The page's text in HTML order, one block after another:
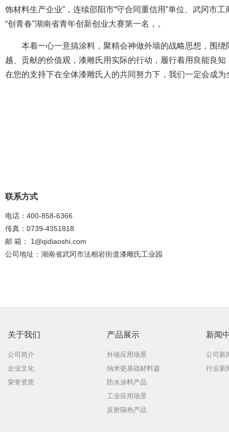
饰材料生产企业”，连续邵阳市“守合同重信用”单位、武冈市
“创青春”湖南省青年创新创业大赛第一名，。
本着一心一意搞涂料，聚精会神做外墙的战略思想，围
越、贡献的价值观，漆雕氏用实际的行动，履行着用良能良
在您的支持下在全体漆雕氏人的共同努力下，我们一定会成
联系方式
电话：400-858-6366
传真：0739-4351818
邮 箱： 1@qidiaoshi.com
公司地址：湖南省武冈市法相岩街道漆雕氏工业园
关于我们
公司简介
企业文化
荣誉资质
产品展示
外墙应用场景
纳米瓷基础材料篇
防水涂料产品
工业应用场景
反射隔热产品
新闻
公司新
行业新